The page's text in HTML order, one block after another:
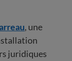
, une
juridiques